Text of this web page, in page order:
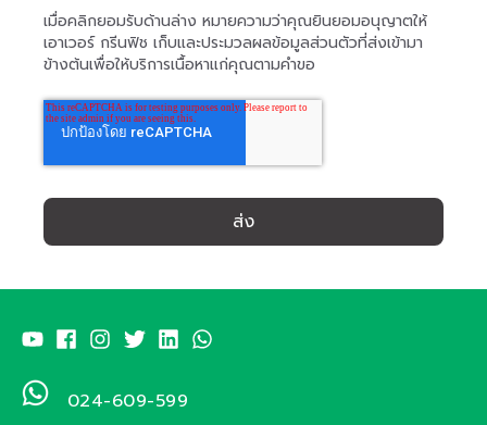
เมื่อคลิกยอมรับด้านล่าง หมายความว่าคุณยินยอมอนุญาตให้
เอาเวอร์ กรีนฟิช เก็บและประมวลผลข้อมูลส่วนตัวที่ส่งเข้ามา
ข้างต้นเพื่อให้บริการเนื้อหาแก่คุณตามคำขอ
024-609-599